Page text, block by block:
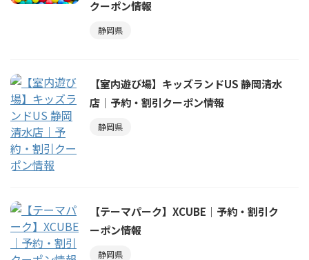
クーポン情報
静岡県
【室内遊び場】キッズランドUS 静岡清水
店｜予約・割引クーポン情報
静岡県
【テーマパーク】XCUBE｜予約・割引ク
ーポン情報
静岡県